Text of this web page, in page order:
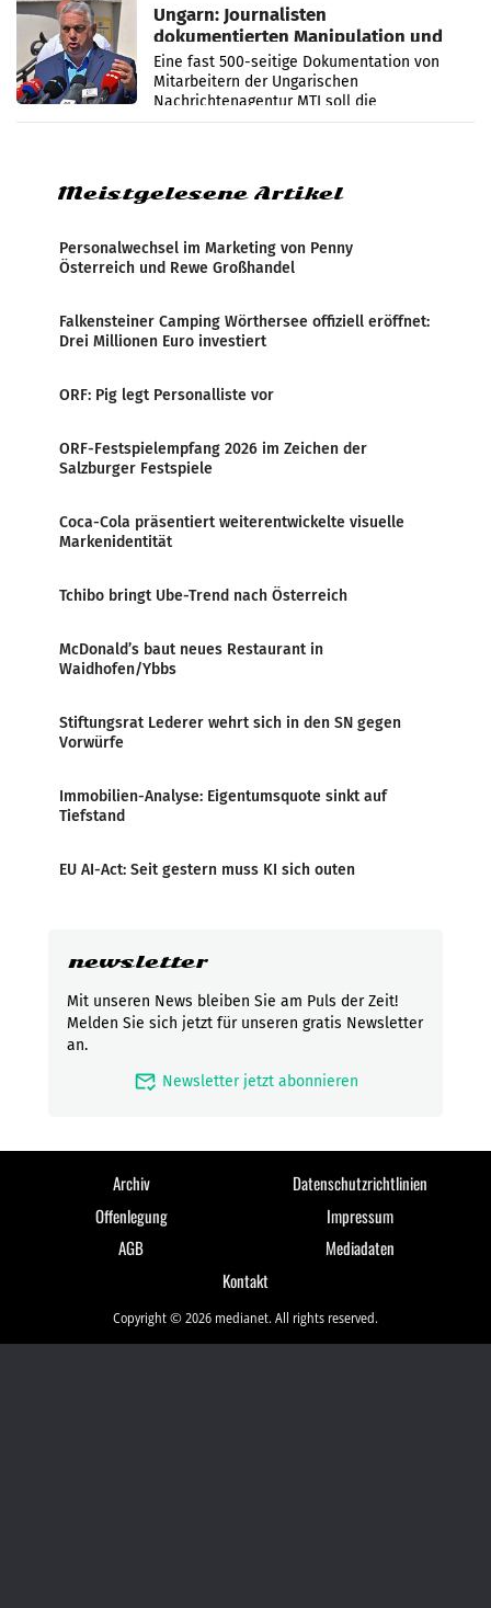
Ungarn: Journalisten
dokumentierten Manipulation und
Zensur
Eine fast 500-seitige Dokumentation von
Mitarbeitern der Ungarischen
Nachrichtenagentur MTI soll die
systematische Nachrichten-Manipulation und
Meistgelesene Artikel
Personalwechsel im Marketing von Penny
Österreich und Rewe Großhandel
Falkensteiner Camping Wörthersee offiziell eröffnet:
Drei Millionen Euro investiert
ORF: Pig legt Personalliste vor
ORF-Festspielempfang 2026 im Zeichen der
Salzburger Festspiele
Coca-Cola präsentiert weiterentwickelte visuelle
Markenidentität
Tchibo bringt Ube-Trend nach Österreich
McDonald’s baut neues Restaurant in
Waidhofen/Ybbs
Stiftungsrat Lederer wehrt sich in den SN gegen
Vorwürfe
Immobilien-Analyse: Eigentumsquote sinkt auf
Tiefstand
EU AI-Act: Seit gestern muss KI sich outen
newsletter
Mit unseren News bleiben Sie am Puls der Zeit!
Melden Sie sich jetzt für unseren gratis Newsletter
an.
mark_email_read Newsletter jetzt abonnieren
Archiv
Datenschutzrichtlinien
Offenlegung
Impressum
AGB
Mediadaten
Kontakt
Copyright © 2026 medianet. All rights reserved.